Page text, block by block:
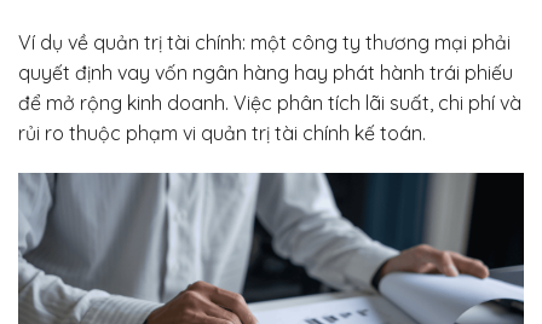
Ví dụ về quản trị tài chính: một công ty thương mại phải
quyết định vay vốn ngân hàng hay phát hành trái phiếu
để mở rộng kinh doanh. Việc phân tích lãi suất, chi phí và
rủi ro thuộc phạm vi quản trị tài chính kế toán.